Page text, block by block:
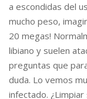
a escondidas del
mucho peso,
20 megas!
libiano y suelen
preguntas que
duda. Lo vemos
infectado.